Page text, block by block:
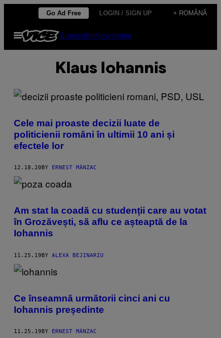
content
Go Ad Free LOGIN / SIGN UP + ROMÂNĂ
Open
Menu
SubscribeNewsletter
Klaus Iohannis
Cele mai proaste decizii luate de
politicienii români în ultimii 10 ani și
efectele lor
12.18.20 BY ERNEST MÂNZAC
Am stat la coadă cu studenții care au votat
în Grozăvești, să aflu ce așteaptă de la
Iohannis
11.25.19BY ALEXA BEJINARIU
Ce înseamnă următorii cinci ani cu
Iohannis președinte
11.25.19 BY ERNEST MÂNZAC